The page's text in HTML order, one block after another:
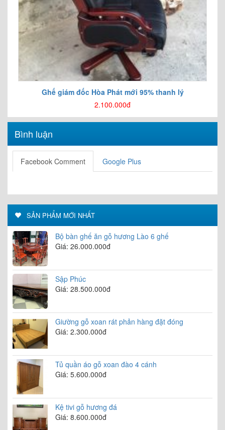
Ghế giám đốc Hòa Phát mới 95% thanh lý
2.100.000đ
Bình luận
Facebook Comment Google Plus
SẢN PHẨM MỚI NHẤT
Bộ bàn ghế ăn gỗ hương Lào 6 ghế
Giá: 26.000.000đ
Sập Phúc
Giá: 28.500.000đ
Giường gỗ xoan rát phản hàng đặt đóng
Giá: 2.300.000đ
Tủ quần áo gỗ xoan đào 4 cánh
Giá: 5.600.000đ
Kệ tivi gỗ hương đá
Giá: 8.600.000đ